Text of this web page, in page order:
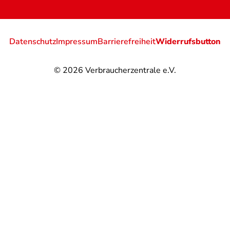
© 2026 Verbraucherzentrale e.V.
DatenschutzImpressumBarrierefreiheitWiderrufsbutton